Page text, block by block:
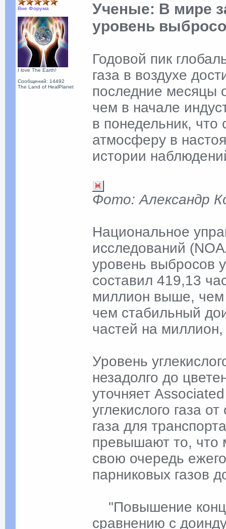
Вне Форума
I love The Earth!
Сообщений: 14492
The Land of HealPlanet
Ученые: В мире
уровень
Годовой пик
газа в воздухе
последние месяцы
чем в начале
в понедельник, что
атмосферу в
истории
Фото: Александр
Национальное
исследований
уровень выбросов
составил 419,13
миллион выше,
чем стабильный
частей на
Уровень
незадолго до
уточняет
углекислого газа
газа для
превышают то, что
свою очередь
парниковых газов
"Повышение
сравнению с